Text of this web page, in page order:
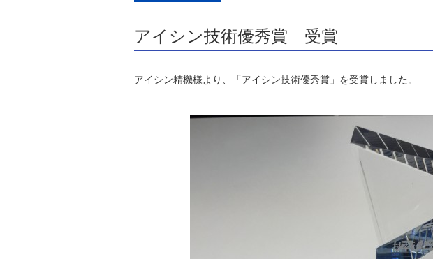
アイシン技術優秀賞 受賞
アイシン精機様より、「アイシン技術優秀賞」を受賞しました。